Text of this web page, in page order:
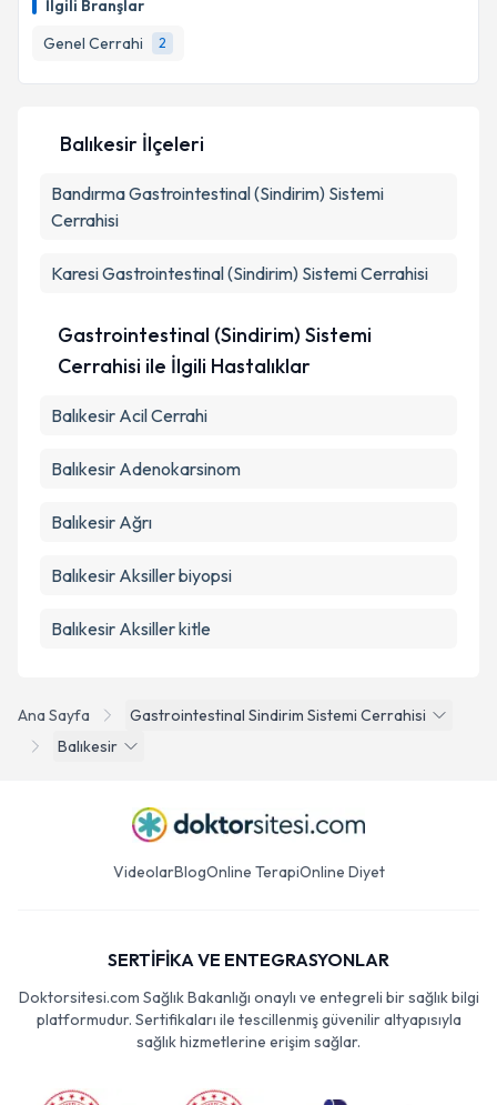
İlgili Branşlar
Genel Cerrahi
2
takvim hazırlandığında e-posta ile bilgilendireceğiz.
E-posta Adresiniz
Metni'ni okudum ve kişisel verilerimin belirtilen
kapsamda işlenmesini kabul ediyorum.
Takvim Talebini Gönder
Ana Sayfa
Gastrointestinal Sindirim Sistemi Cerrahisi
Balıkesir
Balıkesir İlçeleri
BandırmaGastrointestinal (Sindirim) Sistemi
Cerrahisi
KaresiGastrointestinal (Sindirim) Sistemi Cerrahisi
Gastrointestinal (Sindirim) Sistemi
Cerrahisi ile İlgili Hastalıklar
Balıkesir Acil Cerrahi
Balıkesir Adenokarsinom
Balıkesir Ağrı
Balıkesir Aksiller biyopsi
Balıkesir Aksiller kitle
VideolarBlogOnline TerapiOnline Diyet
SERTİFİKA VE ENTEGRASYONLAR
Doktorsitesi.com Sağlık Bakanlığı onaylı ve entegreli bir sağlık bilgi
platformudur. Sertifikaları ile tescillenmiş güvenilir altyapısıyla
sağlık hizmetlerine erişim sağlar.